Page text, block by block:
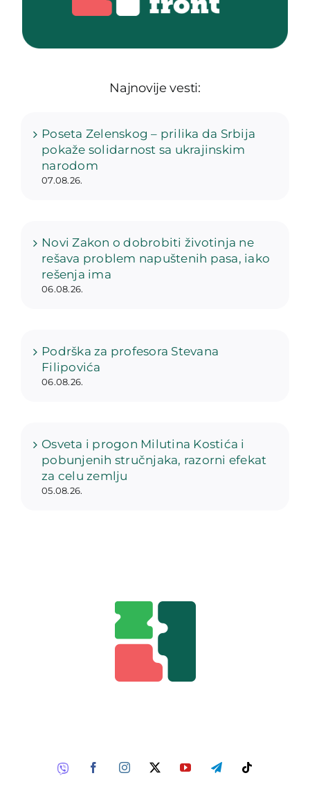
Najnovije vesti:
Poseta Zelenskog – prilika da Srbija
pokaže solidarnost sa ukrajinskim
narodom
07.08.26.
Novi Zakon o dobrobiti životinja ne
rešava problem napuštenih pasa, iako
rešenja ima
06.08.26.
Podrška za profesora Stevana
Filipovića
06.08.26.
Osveta i progon Milutina Kostića i
pobunjenih stručnjaka, razorni efekat
za celu zemlju
05.08.26.